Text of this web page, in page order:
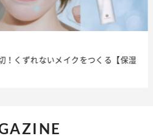
！くずれないメイクをつくる【保湿